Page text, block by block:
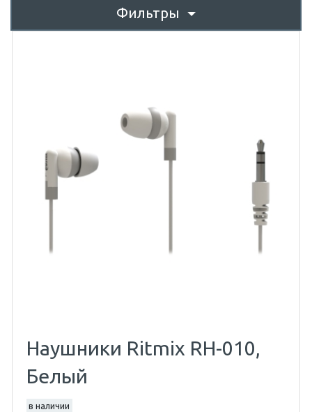
Фильтры
Наушники Ritmix RH-010,
Белый
в наличии